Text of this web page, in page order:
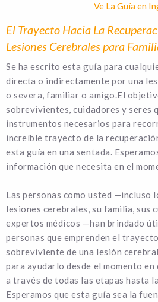
Ve La Guía en
El Trayecto Hacia La
Lesiones Cerebrales para
Se ha escrito esta guía para
directa o indirectamente por una
o severa, familiar o amigo.El
sobrevivientes, cuidadores y seres
instrumentos necesarios para
increíble trayecto de la
esta guía en una sentada.
información que necesita en el
Las personas como usted —incluso
lesiones cerebrales, su familia, sus
expertos médicos —han brindado
personas que emprenden el
sobreviviente de una lesión
para ayudarlo desde el momento en
a través de todas las etapas hasta
Esperamos que esta guía sea la